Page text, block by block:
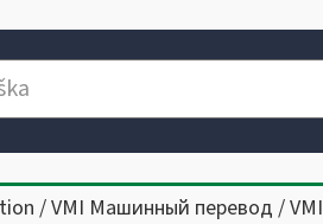
/ VMI Машинный перевод /